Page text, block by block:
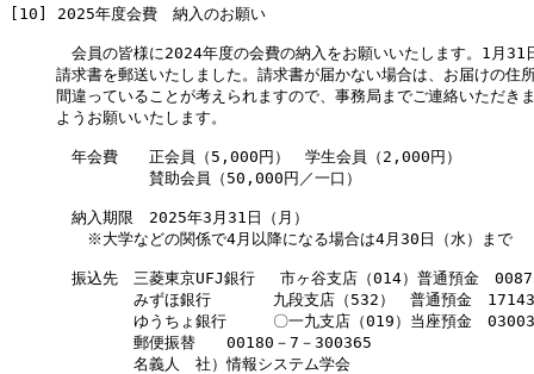
[10] 2025年度会費　納入のお願い
会員の皆様に2024年度の会費の納入をお願いいたします。1月31
請求書を郵送いたしました。請求書が届かない場合は、お届けの住
間違っていることが考えられますので、事務局までご連絡いただき
ようお願いいたします。
年会費　　正会員（5,000円）　学生会員（2,000円）
賛助会員（50,000円／一口）
納入期限　2025年3月31日（月）
※大学などの関係で4月以降になる場合は4月30日（水）まで
振込先　三菱東京UFJ銀行 　市ヶ谷支店（014）普通預金　
みずほ銀行　　　　九段支店（532）　普通預金　
ゆうちょ銀行　　　〇一九支店（019）当座預金　
郵便振替　　00180－7－300365
名義人　社）情報システム学会